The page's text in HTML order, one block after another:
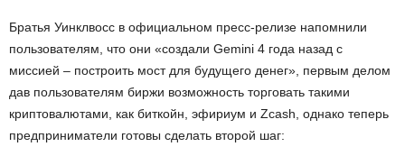
Братья Уинклвосс в официальном пресс-релизе напомнили
пользователям, что они «создали Gemini 4 года назад с
миссией – построить мост для будущего денег», первым делом
дав пользователям биржи возможность торговать такими
криптовалютами, как биткойн, эфириум и Zcash, однако теперь
предприниматели готовы сделать второй шаг: